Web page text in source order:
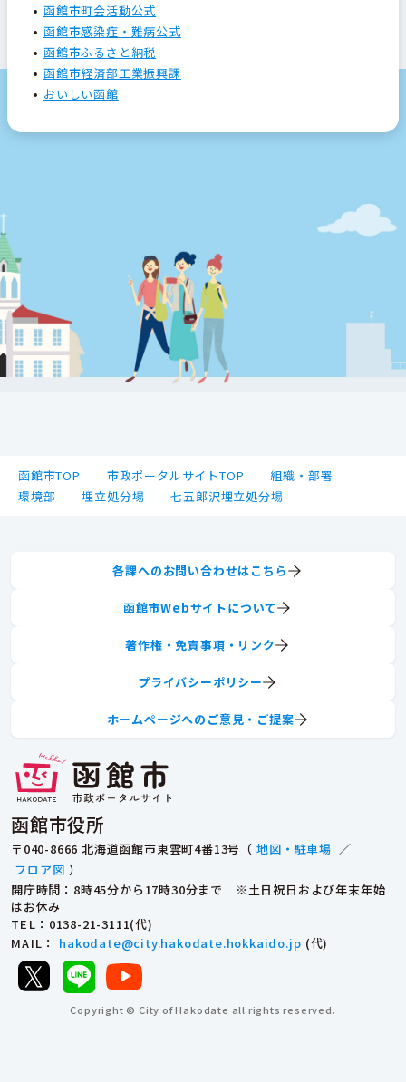
函館市町会活動公式
函館市感染症・難病公式
函館市ふるさと納税
函館市経済部工業振興課
おいしい函館
函館市TOP 市政ポータルサイトTOP
組織・部署
環境部
埋立処分場 七五郎沢埋立処分場
函館市役所
〒040-8666 北海道函館市東雲町4番13号（ 地図・駐車場 ／
フロア図 ）
開庁時間：8時45分から17時30分まで ※土日祝日および年末年始
はお休み
TEL ：0138-21-3111(代)
MAIL ： hakodate@city.hakodate.hokkaido.jp (代)
各課へのお問い合わせはこちら
函館市Webサイトについて
著作権・免責事項・リンク
プライバシーポリシー
ホームページへのご意見・ご提案
Copyright © City of Hakodate all rights reserved.